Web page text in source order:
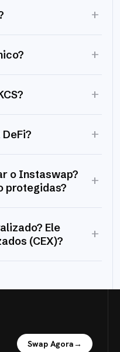
+
+
+
+
o Instaswap?
protegidas?
+
Ele
(CEX)?
+
Swap Agora→